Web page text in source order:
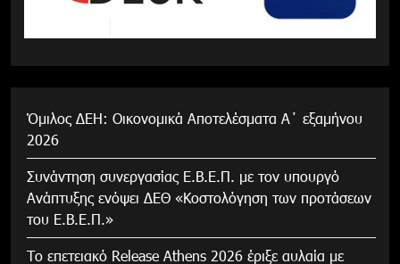
Όμιλος ΔΕΗ: Οικονομικά Αποτελέσματα Α΄ εξαμήνου
2026
Συνάντηση συνεργασίας Ε.Β.Ε.Π. με τον υπουργό
Ανάπτυξης ενόψει ΔΕΘ «Κοστολόγηση των προτάσεων
του Ε.Β.Ε.Π.»
Το επετειακό Release Athens 2026 έριξε αυλαία με